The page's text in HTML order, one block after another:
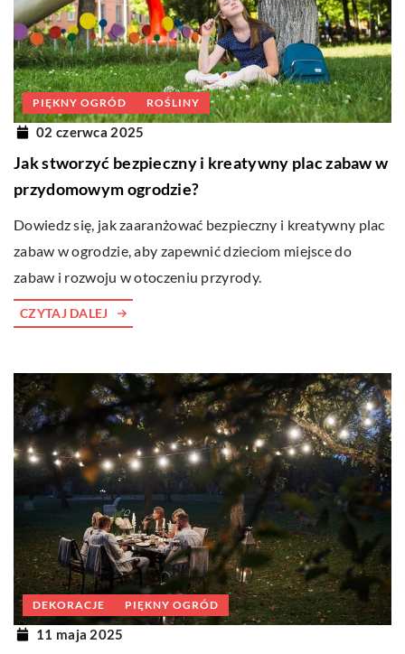
PIĘKNY OGRÓD ROŚLINY
02 czerwca 2025
Jak stworzyć bezpieczny i kreatywny plac zabaw w
przydomowym ogrodzie?
Dowiedz się, jak zaaranżować bezpieczny i kreatywny plac
zabaw w ogrodzie, aby zapewnić dzieciom miejsce do
zabaw i rozwoju w otoczeniu przyrody.
CZYTAJ DALEJ
DEKORACJE PIĘKNY OGRÓD
11 maja 2025